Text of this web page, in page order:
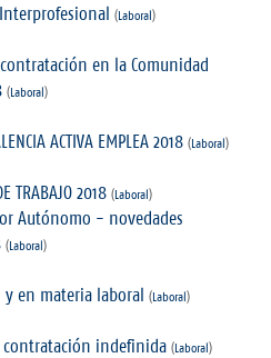
(Laboral)
en la Comunidad
(Laboral)
ACTIVA EMPLEA 2018 (Laboral)
TRABAJO 2018 (Laboral)
Autónomo - novedades
(Laboral)
y en materia laboral (Laboral)
contratación indefinida (Laboral)